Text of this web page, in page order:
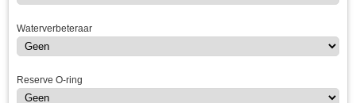
Waterverbeteraar
Reserve O-ring